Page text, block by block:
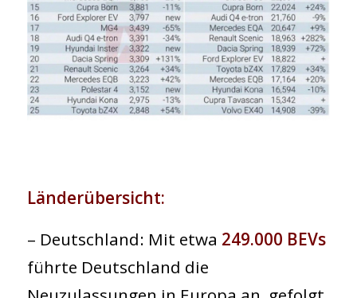
Länderübersicht:
– Deutschland: Mit etwa 249.000 BEVs
führte Deutschland die